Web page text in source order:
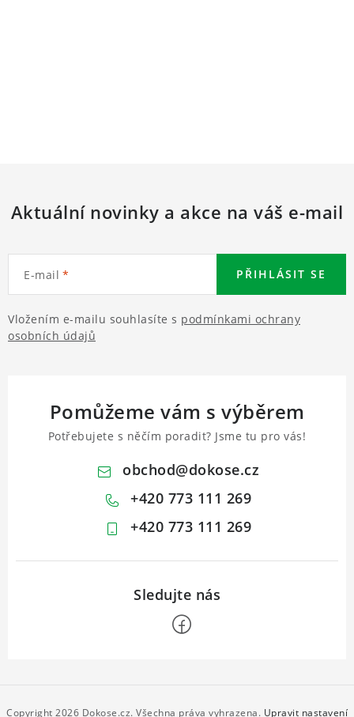
Aktuální novinky a akce na váš e-mail
E-mail
Vložením e-mailu souhlasíte s podmínkami ochrany
osobních údajů
PŘIHLÁSIT SE
Pomůžeme vám s výběrem
Potřebujete s něčím poradit? Jsme tu pro vás!
obchod@dokose.cz
+420 773 111 269
+420 773 111 269
Copyright 2026 Dokose.cz. Všechna práva vyhrazena. Upravit nastavení